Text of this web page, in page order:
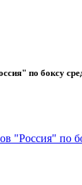
по боксу
по